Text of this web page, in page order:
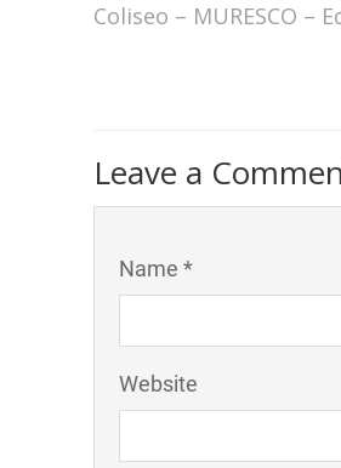
Coliseo – MURESCO –
Leave a
Name *
Website